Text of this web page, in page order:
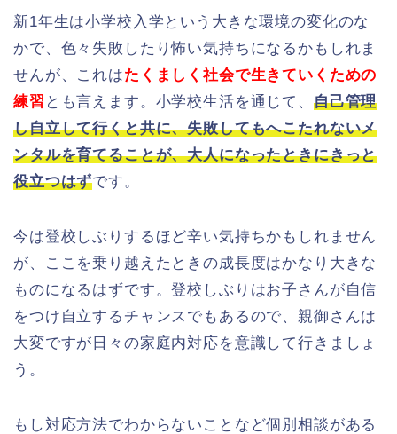
新1年生は小学校入学という大きな環境の変化のな
かで、色々失敗したり怖い気持ちになるかもしれま
せんが、これはたくましく社会で生きていくための
練習 とも言えます。小学校生活を通じて、 自己管理
し自立して行くと共に、失敗してもへこたれないメ
ンタルを育てることが、大人になったときにきっと
役立つはずです。
今は登校しぶりするほど辛い気持ちかもしれません
が、ここを乗り越えたときの成長度はかなり大きな
ものになるはずです。登校しぶりはお子さんが自信
をつけ自立するチャンスでもあるので、親御さんは
大変ですが日々の家庭内対応を意識して行きましょ
う。
もし対応方法でわからないことなど個別相談がある